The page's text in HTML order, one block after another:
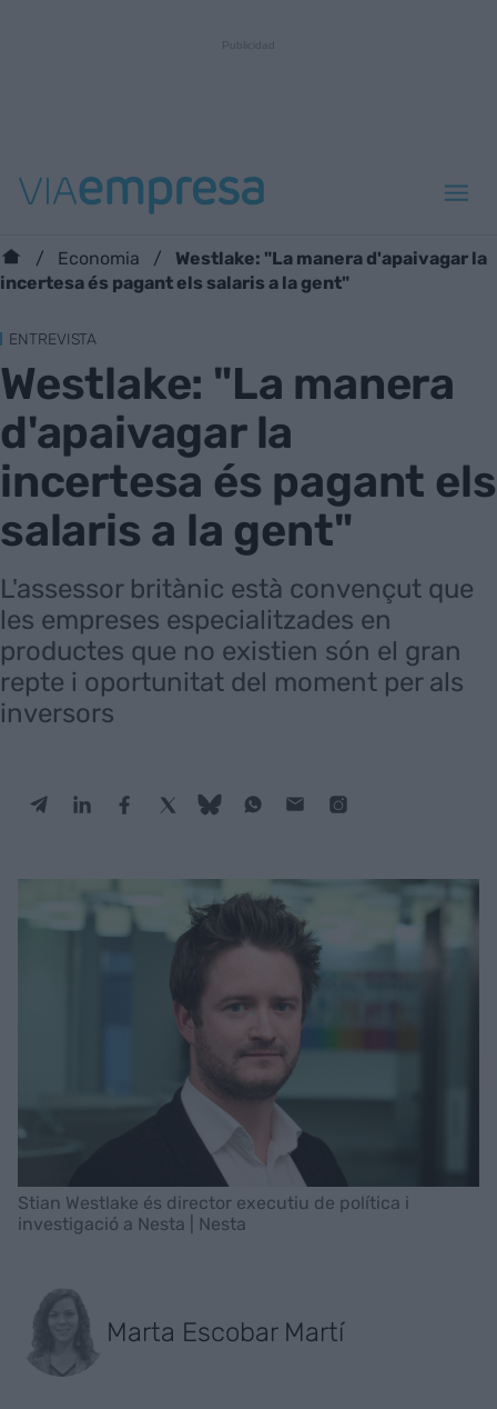
Economia
Westlake: "La manera d'apaivagar la
incertesa és pagant els salaris a la gent"
ENTREVISTA
Westlake: "La manera
d'apaivagar la
incertesa és pagant els
salaris a la gent"
L'assessor britànic està convençut que
les empreses especialitzades en
productes que no existien són el gran
repte i oportunitat del moment per als
inversors
Stian Westlake és director executiu de política i
investigació a Nesta | Nesta
Marta Escobar Martí